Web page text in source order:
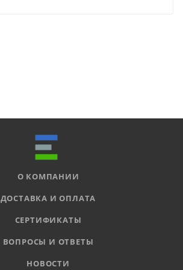
О КОМПАНИИ
ДОСТАВКА И ОПЛАТА
СЕРТИФИКАТЫ
ВОПРОСЫ И ОТВЕТЫ
НОВОСТИ